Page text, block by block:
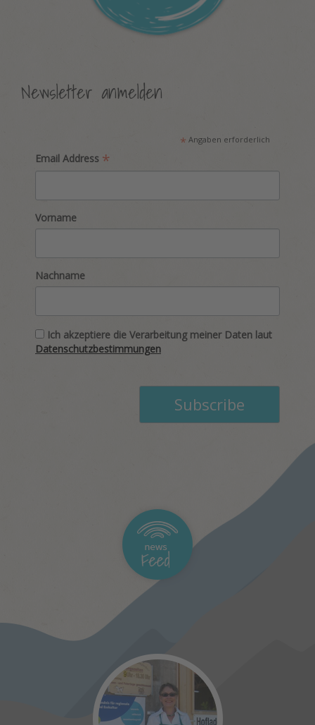
Newsletter anmelden
* Angaben erforderlich
Email Address *
Vorname
Nachname
Ich akzeptiere die Verarbeitung meiner Daten laut
Datenschutzbestimmungen